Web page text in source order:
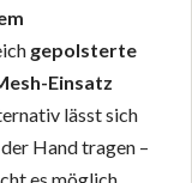
gepolsterte
Einsatz
lässt sich
Hand tragen –
es möglich.